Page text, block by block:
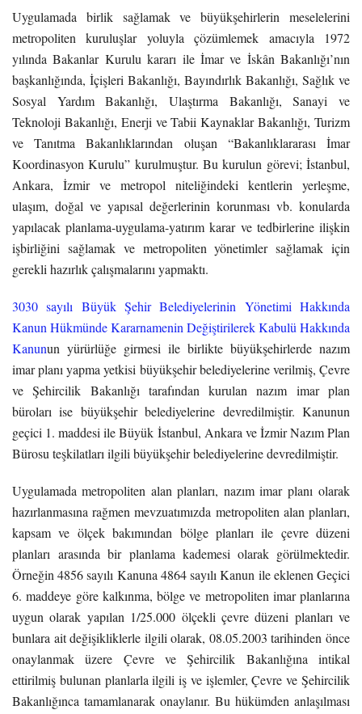
Uygulamada birlik sağlamak ve büyükşehirlerin meselelerini
metropoliten kuruluşlar yoluyla çözümlemek amacıyla 1972
yılında Bakanlar Kurulu kararı ile İmar ve İskân Bakanlığı’nın
başkanlığında, İçişleri Bakanlığı, Bayındırlık Bakanlığı, Sağlık ve
Sosyal Yardım Bakanlığı, Ulaştırma Bakanlığı, Sanayi ve
Teknoloji Bakanlığı, Enerji ve Tabii Kaynaklar Bakanlığı, Turizm
ve Tanıtma Bakanlıklarından oluşan “Bakanlıklararası İmar
Koordinasyon Kurulu” kurulmuştur. Bu kurulun görevi; İstanbul,
Ankara, İzmir ve metropol niteliğindeki kentlerin yerleşme,
ulaşım, doğal ve yapısal değerlerinin korunması vb. konularda
yapılacak planlama-uygulama-yatırım karar ve tedbirlerine ilişkin
işbirliğini sağlamak ve metropoliten yönetimler sağlamak için
gerekli hazırlık çalışmalarını yapmaktı.
3030 sayılı Büyük Şehir Belediyelerinin Yönetimi Hakkında
Kanun Hükmünde Kararnamenin Değiştirilerek Kabulü Hakkında
Kanunun yürürlüğe girmesi ile birlikte büyükşehirlerde nazım
imar planı yapma yetkisi büyükşehir belediyelerine verilmiş, Çevre
ve Şehircilik Bakanlığı tarafından kurulan nazım imar plan
büroları ise büyükşehir belediyelerine devredilmiştir. Kanunun
geçici 1. maddesi ile Büyük İstanbul, Ankara ve İzmir Nazım Plan
Bürosu teşkilatları ilgili büyükşehir belediyelerine devredilmiştir.
Uygulamada metropoliten alan planları, nazım imar planı olarak
hazırlanmasına rağmen mevzuatımızda metropoliten alan planları,
kapsam ve ölçek bakımından bölge planları ile çevre düzeni
planları arasında bir planlama kademesi olarak görülmektedir.
Örneğin 4856 sayılı Kanuna 4864 sayılı Kanun ile eklenen Geçici
6. maddeye göre kalkınma, bölge ve metropoliten imar planlarına
uygun olarak yapılan 1/25.000 ölçekli çevre düzeni planları ve
bunlara ait değişikliklerle ilgili olarak, 08.05.2003 tarihinden önce
onaylanmak üzere Çevre ve Şehircilik Bakanlığına intikal
ettirilmiş bulunan planlarla ilgili iş ve işlemler, Çevre ve Şehircilik
Bakanlığınca tamamlanarak onaylanır. Bu hükümden anlaşılması